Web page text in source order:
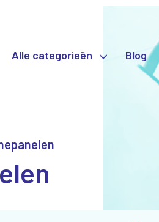
Alle categorieën Blog